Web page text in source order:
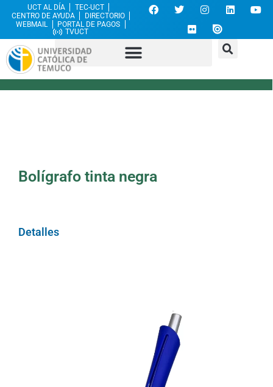
UCT AL DÍA
TEC-UCT
CENTRO DE AYUDA
DIRECTORIO
WEBMAIL
PORTAL DE PAGOS
TVUCT
Bolígrafo tinta negra
Detalles